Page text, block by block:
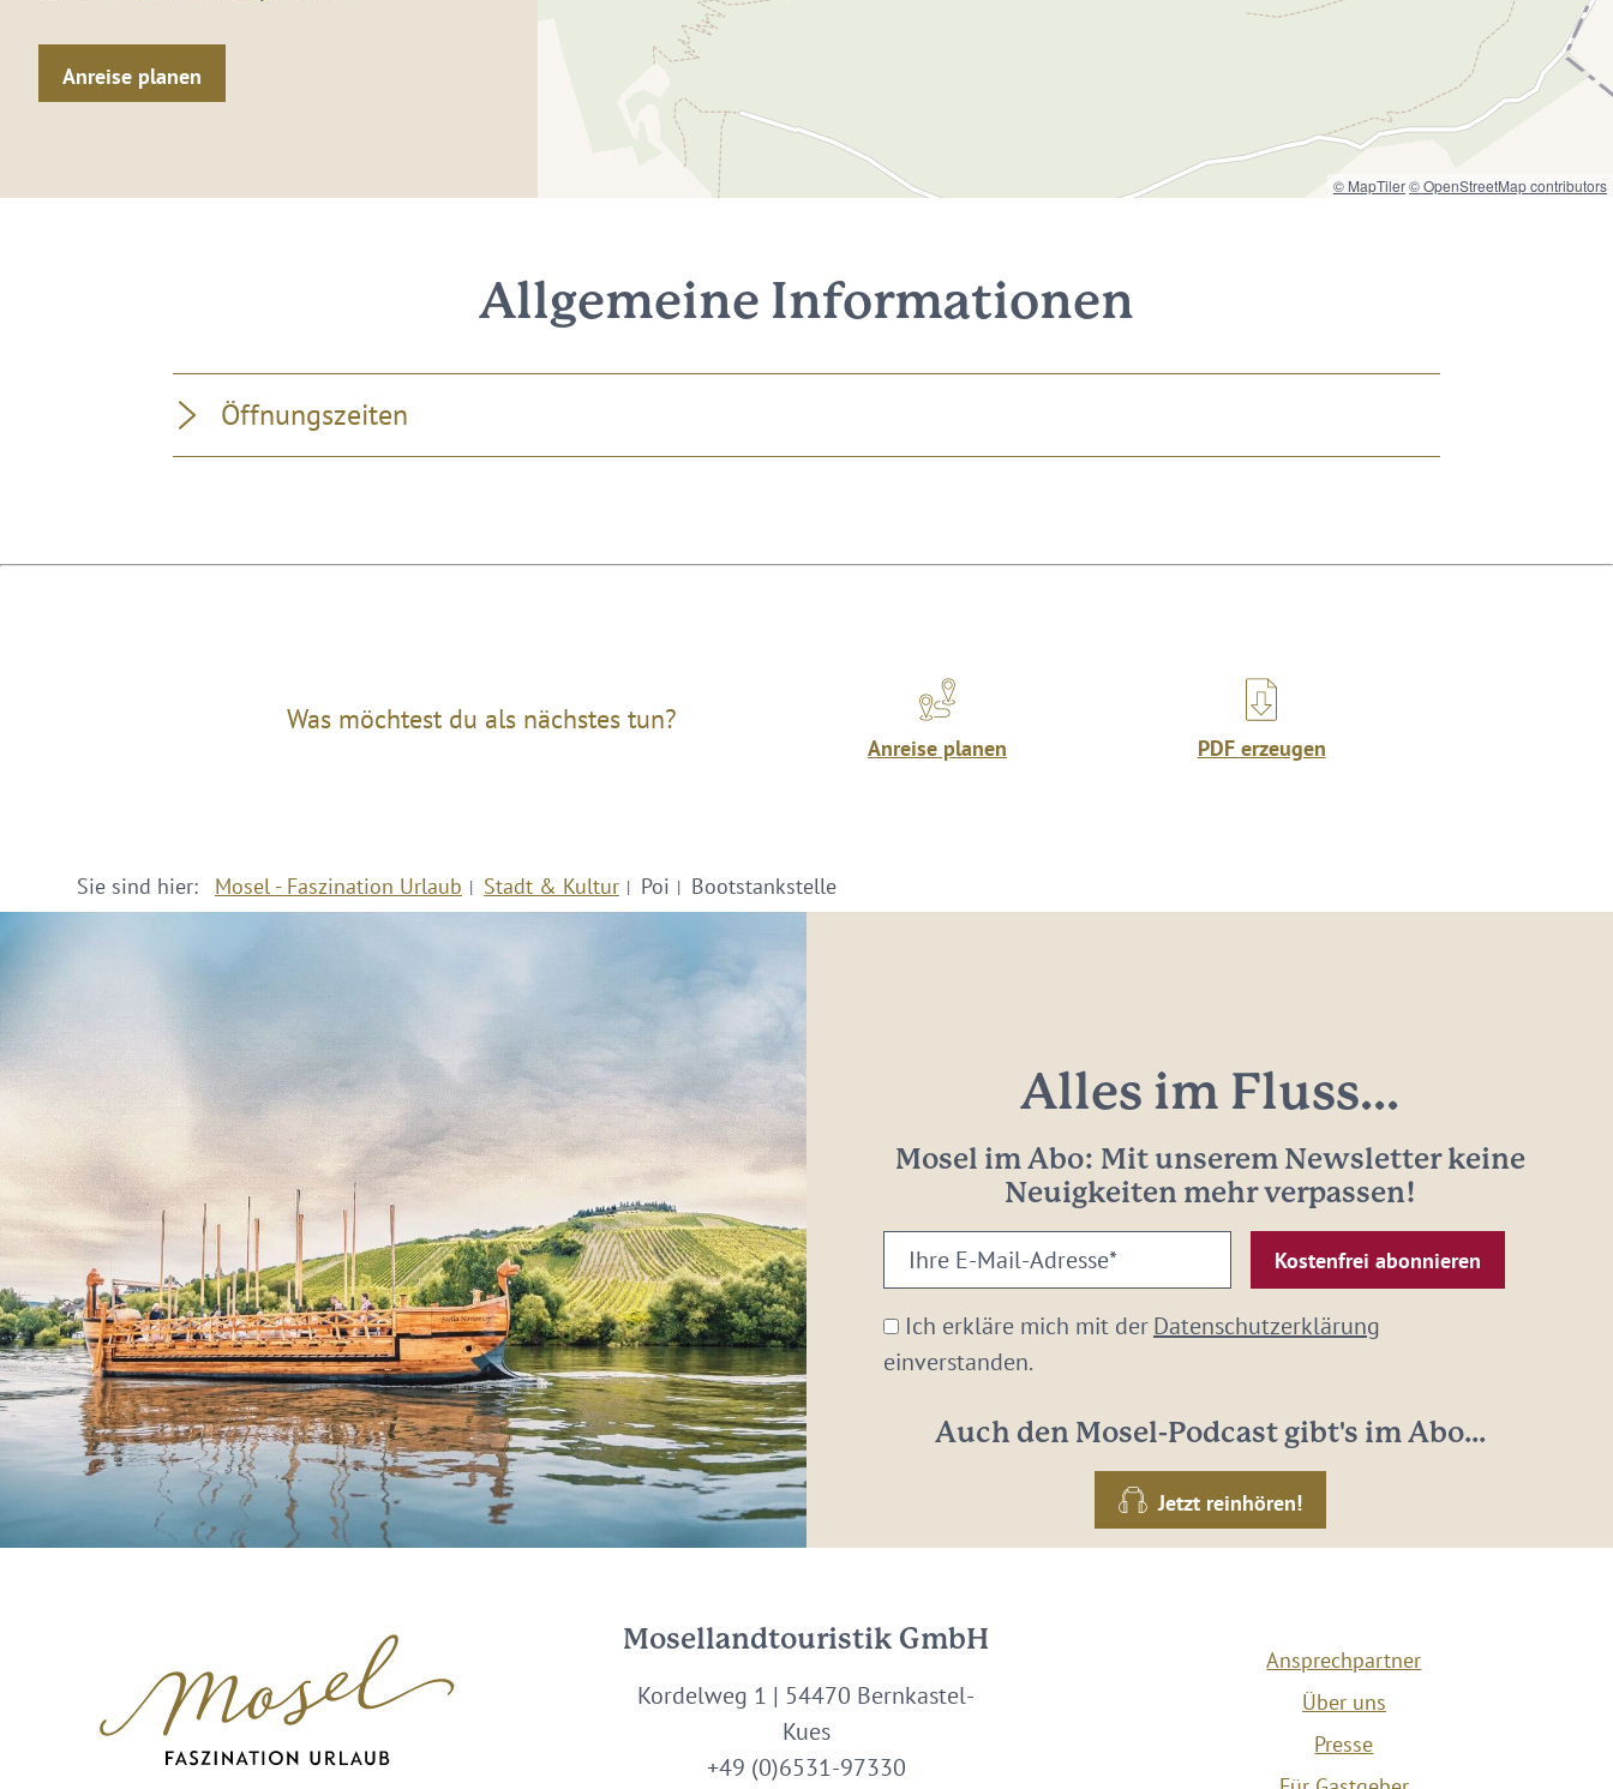
Anreise planen
© MapTiler© OpenStreetMap contributors
Allgemeine Informationen
Öffnungszeiten
Was möchtest du als nächstes tun?
Anreise planen PDF erzeugen
Sie sind hier: Mosel - Faszination Urlaub Stadt & Kultur Poi Bootstankstelle
Alles im Fluss...
Mosel im Abo: Mit unserem Newsletter keine
Neuigkeiten mehr verpassen!
Ihre
E-
Mail-
Adresse:
Ich erkläre mich mit derDatenschutzerklärung
einverstanden.
Auch den Mosel-Podcast gibt's im Abo...
Jetzt reinhören!
Mosellandtouristik GmbH
Kordelweg 1 | 54470 Bernkastel-
Kues
+49 (0)6531-97330
Ansprechpartner
Über uns
Presse